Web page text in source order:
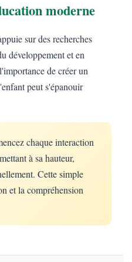
moderne
sur des recherches
développement et en
de créer un
peut s'épanouir
chaque interaction
à sa hauteur,
Cette simple
et la compréhension